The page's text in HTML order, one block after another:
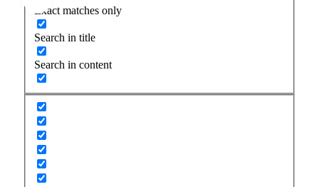
Exact matches only
Search in title
Search in content